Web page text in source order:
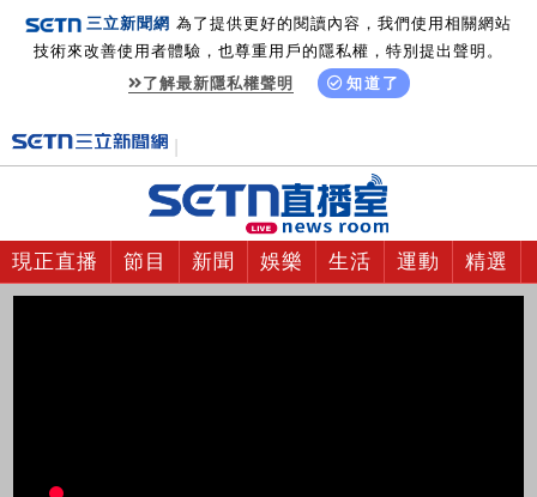
三立新聞網 為了提供更好的閱讀內容，我們使用相關網站
技術來改善使用者體驗，也尊重用戶的隱私權，特別提出聲明。
了解最新隱私權聲明
知道了
現正直播 節目 新聞 娛樂 生活 運動 精選